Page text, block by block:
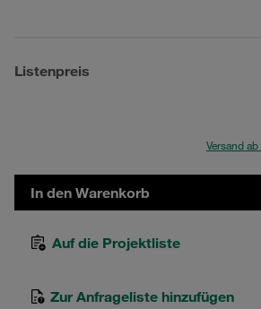
Listenpreis
Versand
In den Warenkorb
Auf die Projektliste
Zur Anfrageliste hinzufügen